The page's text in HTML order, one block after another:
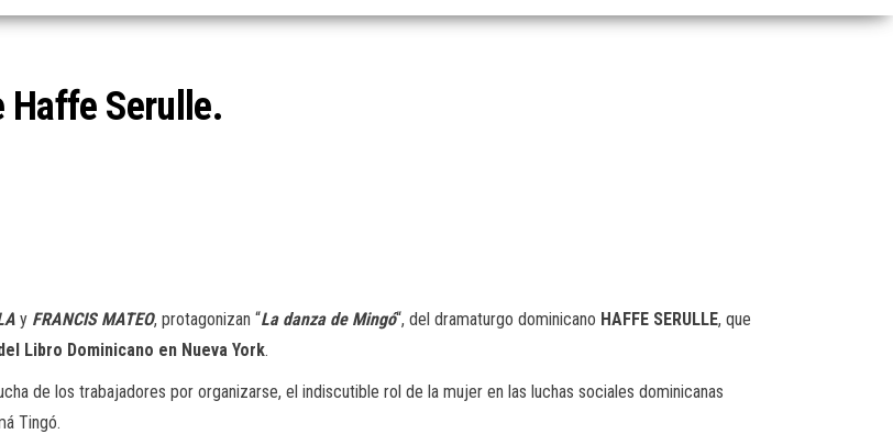
Haffe Serulle.
y FRANCIS MATEO, protagonizan “La danza de Mingó“, del dramaturgo dominicano HAFFE SERULLE, que
Libro Dominicano en Nueva York.
de los trabajadores por organizarse, el indiscutible rol de la mujer en las luchas sociales dominicanas
Tingó.